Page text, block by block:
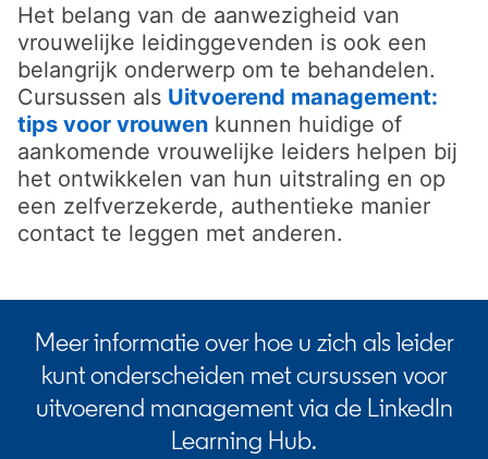
Het belang van de aanwezigheid van
vrouwelijke leidinggevenden is ook een
belangrijk onderwerp om te behandelen.
Cursussen als Uitvoerend management:
tips voor vrouwen opens in a new tab
kunnen huidige of
aankomende vrouwelijke leiders helpen bij
het ontwikkelen van hun uitstraling en op
een zelfverzekerde, authentieke manier
contact te leggen met anderen.
Meer informatie over hoe u zich als leider
kunt onderscheiden met cursussen voor
uitvoerend management via de LinkedIn
Learning Hub.